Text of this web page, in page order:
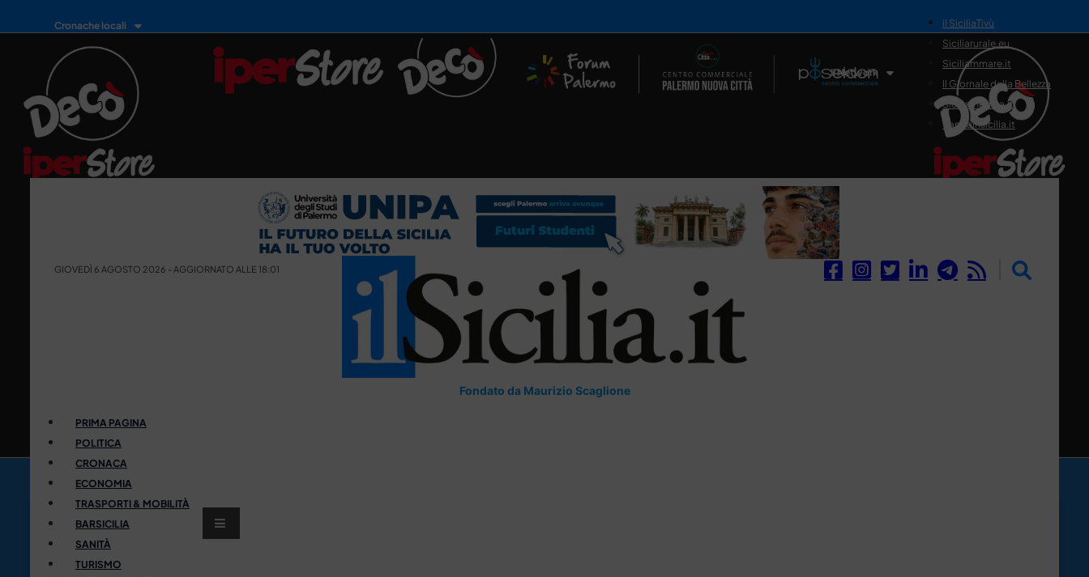
Cronache locali
Il Network
il SiciliaTivù
Siciliarurale.eu
Siciliammare.it
Il Giornale della Bellezza
Siciliamedica.it
Sanitainsicilia.it
GIOVEDÌ 6 AGOSTO 2026 - AGGIORNATO ALLE 18:01
Fondato da Maurizio Scaglione
PRIMA PAGINA
POLITICA
CRONACA
ECONOMIA
TRASPORTI & MOBILITÀ
BARSICILIA
SANITÀ
TURISMO